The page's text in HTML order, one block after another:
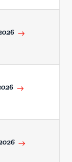
east
east
east